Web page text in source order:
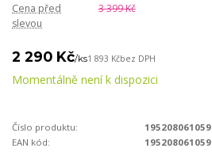
Cena před
slevou
3 399 Kč
2 290 Kč/ks1 893 Kčbez DPH
Momentálně není k dispozici
Číslo produktu:
195208061059
EAN kód:
195208061059